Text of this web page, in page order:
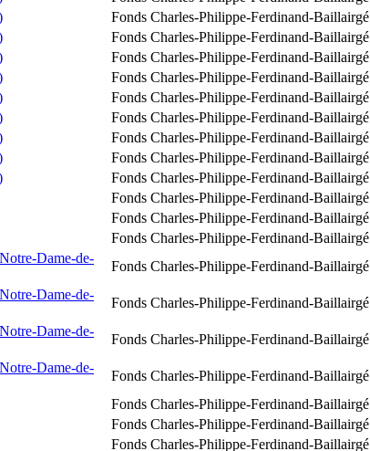
Fonds Charles-Philippe-Ferdinand-Baillairgé
Fonds Charles-Philippe-Ferdinand-Baillairgé
Fonds Charles-Philippe-Ferdinand-Baillairgé
Fonds Charles-Philippe-Ferdinand-Baillairgé
Fonds Charles-Philippe-Ferdinand-Baillairgé
Fonds Charles-Philippe-Ferdinand-Baillairgé
Fonds Charles-Philippe-Ferdinand-Baillairgé
Fonds Charles-Philippe-Ferdinand-Baillairgé
Fonds Charles-Philippe-Ferdinand-Baillairgé
Fonds Charles-Philippe-Ferdinand-Baillairgé
Fonds Charles-Philippe-Ferdinand-Baillairgé
Fonds Charles-Philippe-Ferdinand-Baillairgé
Dame-de-
Fonds Charles-Philippe-Ferdinand-Baillairgé
Dame-de-
Fonds Charles-Philippe-Ferdinand-Baillairgé
Dame-de-
Fonds Charles-Philippe-Ferdinand-Baillairgé
Dame-de-
Fonds Charles-Philippe-Ferdinand-Baillairgé
Fonds Charles-Philippe-Ferdinand-Baillairgé
Fonds Charles-Philippe-Ferdinand-Baillairgé
Fonds Charles-Philippe-Ferdinand-Baillairgé